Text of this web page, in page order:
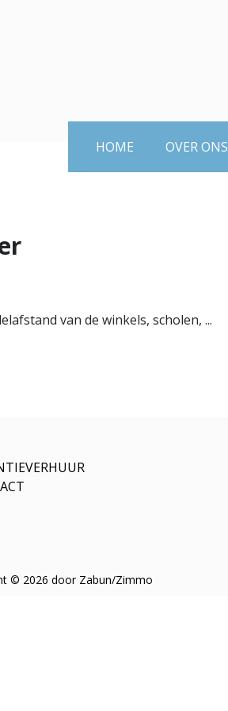
HOME OVER ONS
van de winkels, scholen, ...
© 2026 door Zabun/Zimmo